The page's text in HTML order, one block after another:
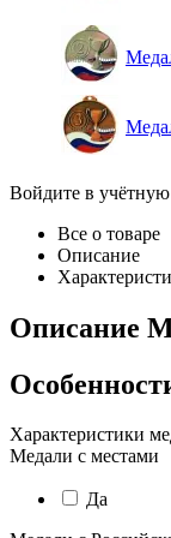
Войдите в
Все о товаре
Описание
Описание
Характеристики
Медали с местами
Да